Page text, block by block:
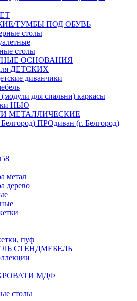
ТУМБЫ ПОД ОБУВЬ
столы
столы
ОСНОВАНИЯ
ДЕТСКИХ
диванчики
для спальни) каркасы
НЬЮ
МЕТАЛЛИЧЕСКИЕ
ПРОдиван (г. Белгород)
метал
дерево
пуф
СТЕНДМЕБЕЛЬ
МДФ
столы